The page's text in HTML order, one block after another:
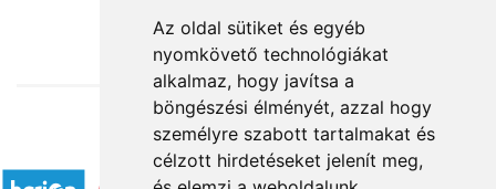
Az oldal sütiket és egyéb
nyomkövető technológiákat
alkalmaz, hogy javítsa a
böngészési élményét, azzal hogy
személyre szabott tartalmakat és
célzott hirdetéseket jelenít meg,
Accepted payment methods